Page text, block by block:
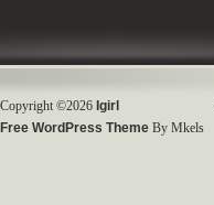
Copyright ©2026 Igirl
Free WordPress Theme By Mkels